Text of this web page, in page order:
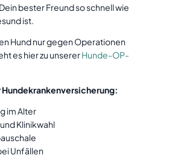
bester Freund so schnell wie
ist.
Hund nur gegen Operationen
es hier zu unsererHunde-OP-
Hundekrankenversicherung:
im Alter
Klinikwahl
Unfällen